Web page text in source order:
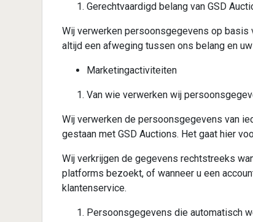
Gerechtvaardigd belang van GSD
Wij verwerken persoonsgegevens op basis
altijd een afweging tussen ons belang en
Marketingactiviteiten
Van wie verwerken wij
Wij verwerken de persoonsgegevens van
gestaan met GSD Auctions. Het gaat hier
Wij verkrijgen de gegevens rechtstreeks
platforms bezoekt, of wanneer u een
klantenservice.
Persoonsgegevens die automatisch